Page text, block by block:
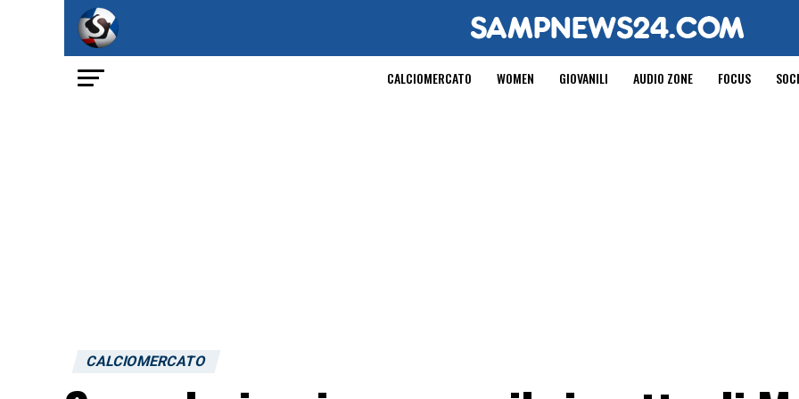
CALCIOMERCATO WOMEN GIOVANILI AUDIO ZONE FOCUS
CALCIOMERCATO